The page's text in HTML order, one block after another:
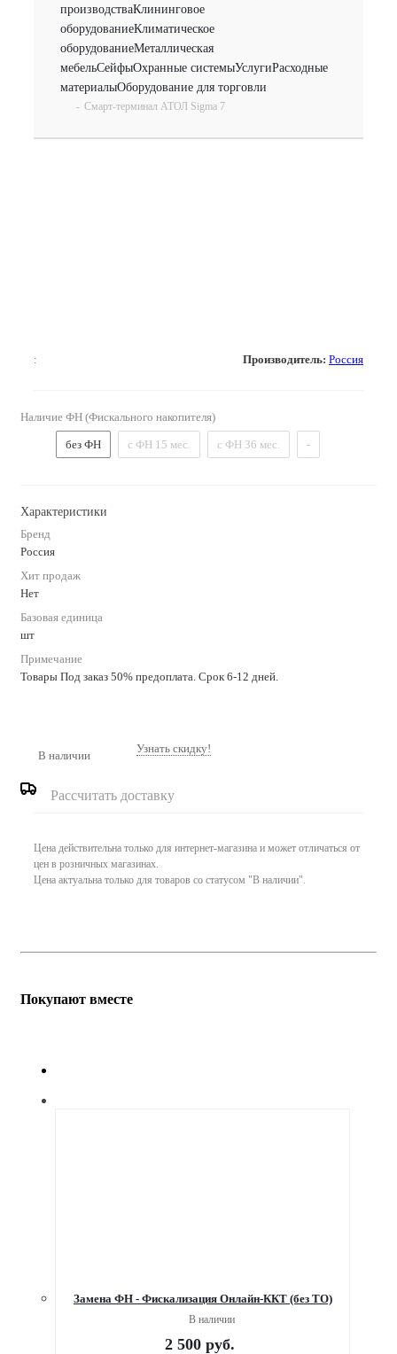
производстваКлининговое
оборудованиеКлиматическое
оборудованиеМеталлическая
мебельСейфыОхранные системыУслугиРасходные
материалыОборудование для торговли
- Смарт-терминал АТОЛ Sigma 7
: Производитель: Россия
Наличие ФН (Фискального накопителя)
без ФН с ФН 15 мес. с ФН 36 мес. -
Характеристики
Бренд
Россия
Хит продаж
Нет
Базовая единица
шт
Примечание
Товары Под заказ 50% предоплата. Срок 6-12 дней.
В наличии Узнать скидку!
Рассчитать доставку
Цена действительна только для интернет-магазина и может отличаться от
цен в розничных магазинах.
Цена актуальна только для товаров со статусом "В наличии".
Покупают вместе
Замена ФН - Фискализация Онлайн-ККТ (без ТО)
В наличии
2 500 руб.